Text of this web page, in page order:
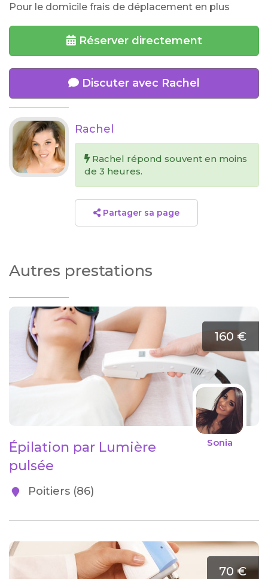
Pour le domicile frais de déplacement en plus
Réserver directement
Discuter avec Rachel
Rachel
Rachel répond souvent en moins
de 3 heures.
Partager sa page
Autres prestations
160 €
Sonia
Épilation par Lumière
pulsée
Poitiers (86)
70 €